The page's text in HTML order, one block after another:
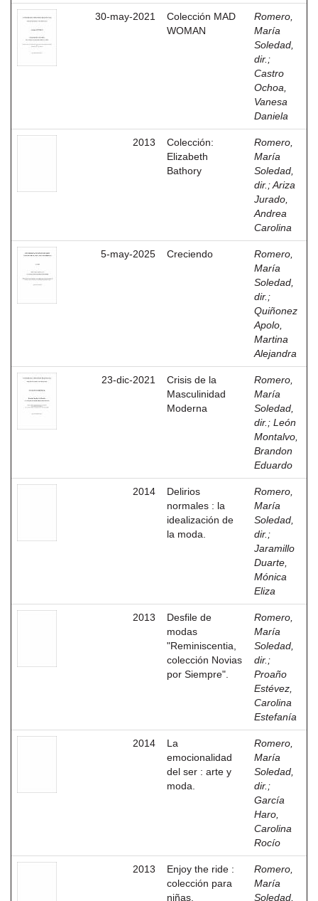
30-may-2021
Colección MAD
WOMAN
Romero,
María
Soledad,
dir. ;
Castro
Ochoa,
Vanesa
Daniela
2013
Colección:
Elizabeth
Bathory
Romero,
María
Soledad,
dir. ;Ariza
Jurado,
Andrea
Carolina
5-may-2025 Creciendo
Romero,
María
Soledad,
dir. ;
Quiñonez
Apolo,
Martina
Alejandra
23-dic-2021
Crisis de la
Masculinidad
Moderna
Romero,
María
Soledad,
dir. ; León
Montalvo,
Brandon
Eduardo
2014
Delirios
normales : la
idealización de
la moda.
Romero,
María
Soledad,
dir. ;
Jaramillo
Duarte,
Mónica
Eliza
2013
Desfile de
modas
"Reminiscentia,
colección Novias
por Siempre".
Romero,
María
Soledad,
dir. ;
Proaño
Estévez,
Carolina
Estefanía
2014
La
emocionalidad
del ser : arte y
moda.
Romero,
María
Soledad,
dir. ;
García
Haro,
Carolina
Rocío
2013
Enjoy the ride :
colección para
niñas.
Romero,
María
Soledad,